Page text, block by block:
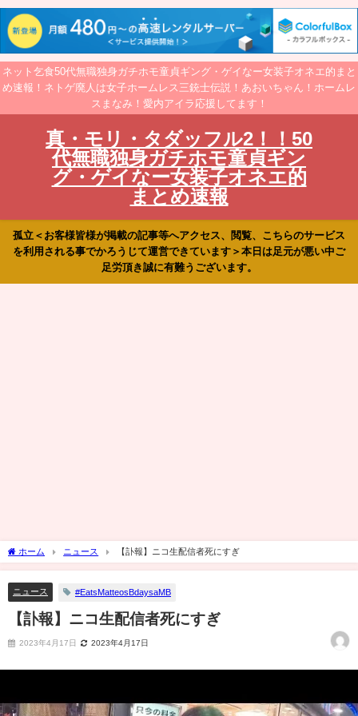
ネット乞食50代無職独身ガチホモ童貞ギング・ゲイなー女装子オネエ的まと
め速報！ネトゲ廃人は女子ホームレス三銃士伝説！あおいちゃん！ホームレ
スまなみ！愛内アイラ応援してます！
真・モリ・タダッフル2！！50
代無職独身ガチホモ童貞ギン
グ・ゲイなー女装子オネエ的
まとめ速報
孤立＜お客様皆様が掲載の記事等へアクセス、閲覧、こちらのサービス
を利用される事でかろうじて運営できています＞本日は足元が悪い中ご
足労頂き誠に有難うございます。
ホーム ニュース 【訃報】ニコ生配信者死にすぎ
ニュース #EatsMatteosBdaysaMB
【訃報】ニコ生配信者死にすぎ
2023年4月17日 2023年4月17日